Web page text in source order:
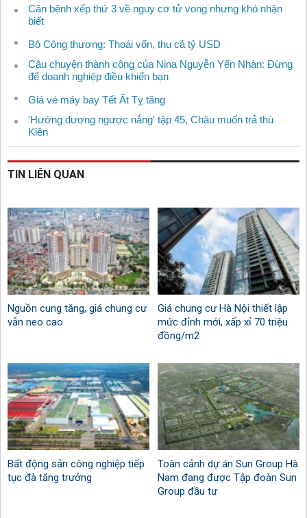
Căn bệnh xếp thứ 3 về nguy cơ tử vong nhưng khó nhận
biết
Bộ Công thương: Thoái vốn, thu cả tỷ USD
Câu chuyện thành công của Nina Nguyễn Yến Nhàn: Đừng
để doanh nghiệp điều khiển bạn
Giá vé máy bay Tết Ất Tỵ tăng
'Hướng dương ngược nắng' tập 45, Châu muốn trả thù
Kiên
TIN LIÊN QUAN
Nguồn cung tăng, giá chung cư
vẫn neo cao
Giá chung cư Hà Nội thiết lập
mức đỉnh mới, xấp xỉ 70 triệu
đồng/m2
Bất động sản công nghiệp tiếp
tục đà tăng trưởng
Toàn cảnh dự án Sun Group Hà
Nam đang được Tập đoàn Sun
Group đầu tư